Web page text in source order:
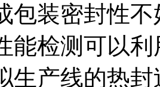
包装密封性
能检测可以
生产线的热